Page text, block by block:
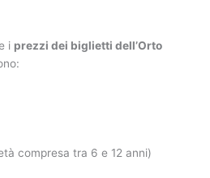
i prezzi dei biglietti dell’Orto
compresa tra 6 e 12 anni)